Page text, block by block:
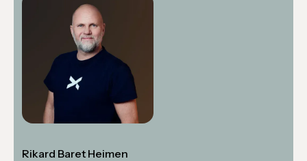
Rikard Baret Heimen